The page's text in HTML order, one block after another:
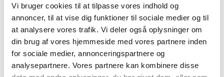
Vi bruger cookies til at tilpasse vores indhold og
annoncer, til at vise dig funktioner til sociale medier og til
at analysere vores trafik. Vi deler også oplysninger om
din brug af vores hjemmeside med vores partnere inden
for sociale medier, annonceringspartnere og
analysepartnere. Vores partnere kan kombinere disse
Figurer
SHOWROOM
Odense
VURDERING
DKK 1.500
VARENUMMER
6542961